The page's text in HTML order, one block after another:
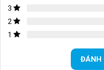
3
2
1
ĐÁNH